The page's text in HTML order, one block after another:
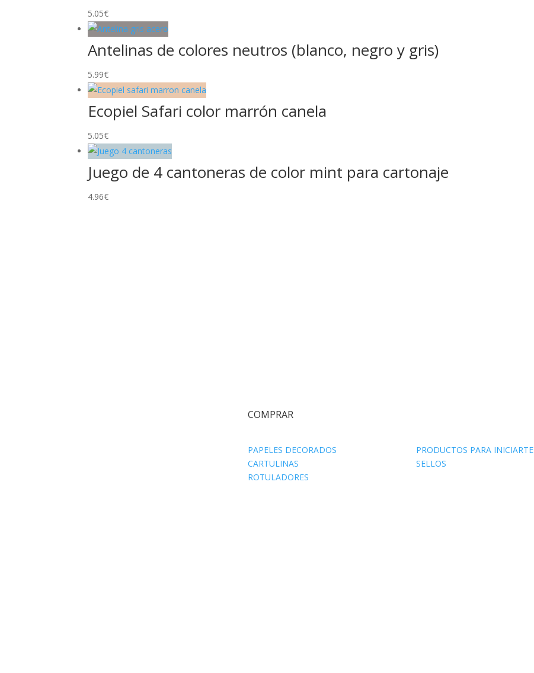
5.05€
Antelinas de colores neutros (blanco, negro y gris)
5.99€
Ecopiel Safari color marrón canela
5.05€
Juego de 4 cantoneras de color mint para cartonaje
4.96€
COMPRAR
PAPELES DECORADOS
CARTULINAS
ROTULADORES
PRODUCTOS PARA INICIARTE
SELLOS